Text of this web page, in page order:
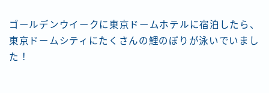
ゴールデンウイークに東京ドームホテルに宿泊したら、
東京ドームシティにたくさんの鯉のぼりが泳いでいまし
た！